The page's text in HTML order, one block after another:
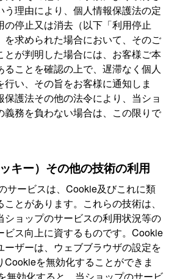
う理由により、個人情報保護法の定
の停止又は消去（以下「利用停止
を求められた場合において、そのご
とが判明した場合には、お客様ご本
ることを確認の上で、遅滞なく個人
い、その旨をお客様に通知しま
護法その他の法令により、当ショ
義務を負わない場合は、この限りで
キー）その他の技術の利用
サービスは、Cookie及びこれに類
とがあります。これらの技術は、
ショップのサービスの利用状況等の
ビス向上に資するものです。Cookie
ーザーは、ウェブブラウザの設定を
を無効化することができま